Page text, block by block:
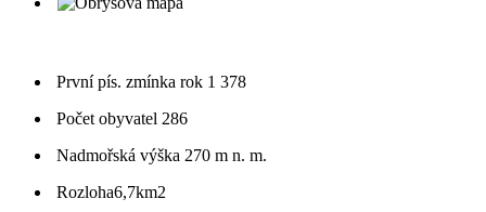
První pís. zmínka rok 1 378
Počet obyvatel 286
Nadmořská výška 270 m n. m.
Rozloha6,7km2